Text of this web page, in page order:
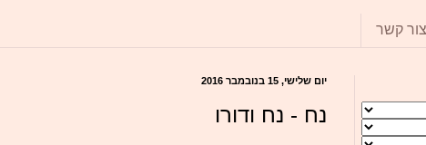
צור קשר
יום שלישי, 15 בנובמבר 2016
נח - נח ודורו